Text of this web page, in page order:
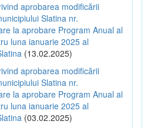
aprobarea modificării
Slatina nr.
la aprobare Program Anual al
luna ianuarie 2025 al
(13.02.2025)
aprobarea modificării
Slatina nr.
la aprobare Program Anual al
luna ianuarie 2025 al
(03.02.2025)